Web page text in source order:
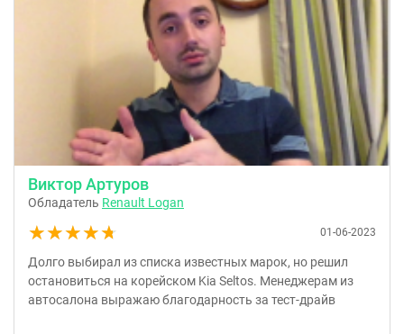
Виктор Артуров
Обладатель Renault Logan
★★★★★
★★★★★ 01-06-2023
Долго выбирал из списка известных марок, но решил
остановиться на корейском Kia Seltos. Менеджерам из
автосалона выражаю благодарность за тест-драйв